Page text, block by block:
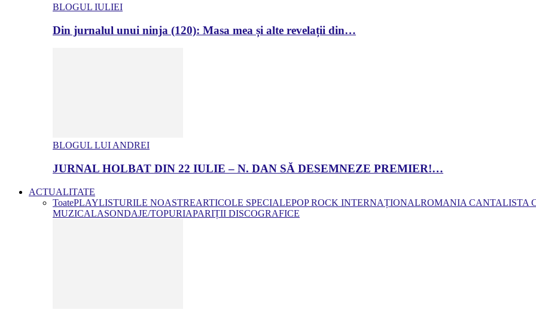
BLOGUL IULIEI
Din jurnalul unui ninja (120): Masa mea și alte revelații din…
BLOGUL LUI ANDREI
JURNAL HOLBAT DIN 22 IULIE – N. DAN SĂ DESEMNEZE PREMIER!…
ACTUALITATE
ToatePLAYLISTURILE NOASTREARTICOLE SPECIALEPOP ROCK INTERNAȚIONALROMANIA CANTALISTA
MUZICALASONDAJE/TOPURIAPARIȚII DISCOGRAFICE